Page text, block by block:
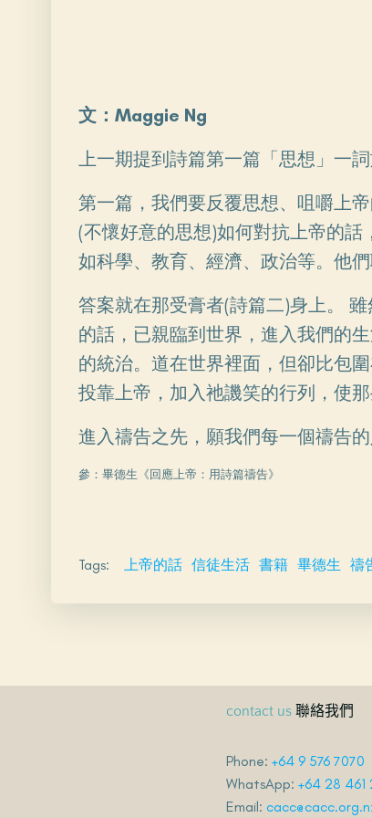
文：Maggie Ng
上一期提到詩篇第一篇「思想」一
第一篇，我們要反覆思想、咀嚼上
(不懷好意的思想)如何對抗上帝的
如科學、教育、經濟、政治等。他
答案就在那受膏者(詩篇二)身上。
的話，已親臨到世界，進入我們的
的統治。道在世界裡面，但卻比包
投靠上帝，加入祂譏笑的行列，使
進入禱告之先，願我們每一個禱告
參：畢德生《回應上帝：用詩篇禱告》
Tags: 上帝的話 信徒生活 書籍 畢德生 禱
contact us聯絡我們
Phone:+64 9 576 7070
WhatsApp:+64 28 461
Email: